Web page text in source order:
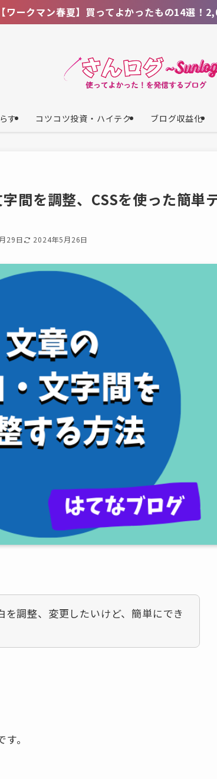
】買ってよかったもの14選！2,000円以下のメ
す コツコツ投資・ハイテク ブログ収益化
間を調整、CSSを使った簡単
29日 2024年5月26日
を調整、変更したいけど、簡単にでき
す。